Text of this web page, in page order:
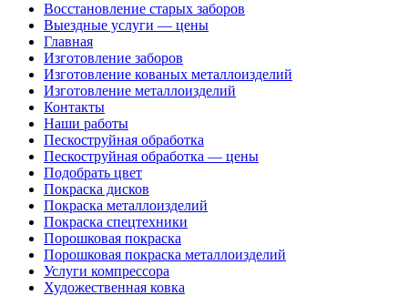
Восстановление старых заборов
Выездные услуги — цены
Главная
Изготовление заборов
Изготовление кованых металлоизделий
Изготовление металлоизделий
Контакты
Наши работы
Пескоструйная обработка
Пескоструйная обработка — цены
Подобрать цвет
Покраска дисков
Покраска металлоизделий
Покраска спецтехники
Порошковая покраска
Порошковая покраска металлоизделий
Услуги компрессора
Художественная ковка